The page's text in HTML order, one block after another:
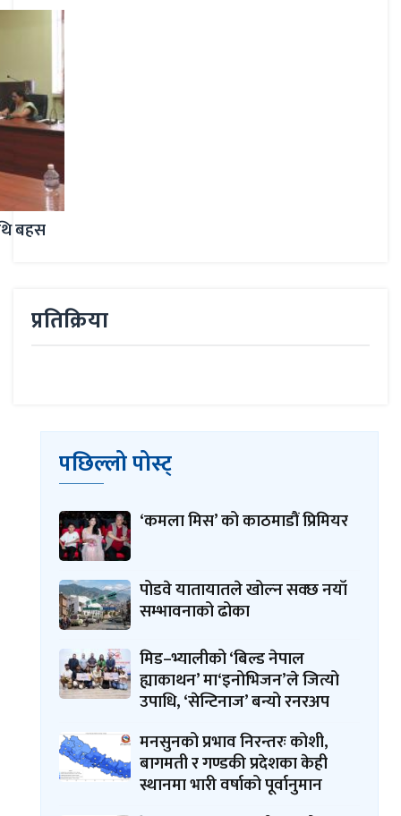
प्रतिक्रिया
पछिल्लो पोस्ट्
‘कमला मिस’ को काठमाडौं प्रिमियर
पोडवे यातायातले खोल्न सक्छ नयाँ
सम्भावनाको ढोका
मिड–भ्यालीको ‘बिल्ड नेपाल
ह्याकाथन’ मा‘इनोभिजन’ले जित्यो
उपाधि, ‘सेन्टिनाज’ बन्यो रनरअप
मनसुनको प्रभाव निरन्तरः कोशी,
बागमती र गण्डकी प्रदेशका केही
स्थानमा भारी वर्षाको पूर्वानुमान